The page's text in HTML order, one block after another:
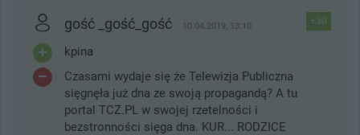
+30
gość _gość_gość 10.04.2019, 13:10
kpina
Czasami wydaje się że Telewizja Publiczna
sięgnęła już dna ze swoją propagandą? A tu
portal TCZ.PL w swojej rzetelności i
bezstronności sięga dna. KUR... RODZICE